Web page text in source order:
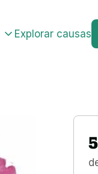
Explorar causas
5